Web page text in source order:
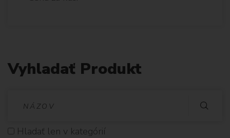
Vyhladať Produkt
Hladať len v kategórií